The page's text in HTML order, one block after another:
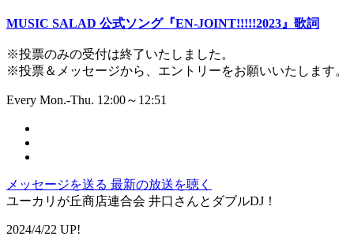
MUSIC SALAD 公式ソング『EN-JOINT!!!!!2023』歌詞
※投票のみの受付は終了いたしました。
※投票＆メッセージから、エントリーをお願いいたします。
Every Mon.-Thu. 12:00～12:51
メッセージを送る 最新の放送を聴く
ユーカリが丘商店連合会 井口さんとダブルDJ！
2024/4/22 UP!